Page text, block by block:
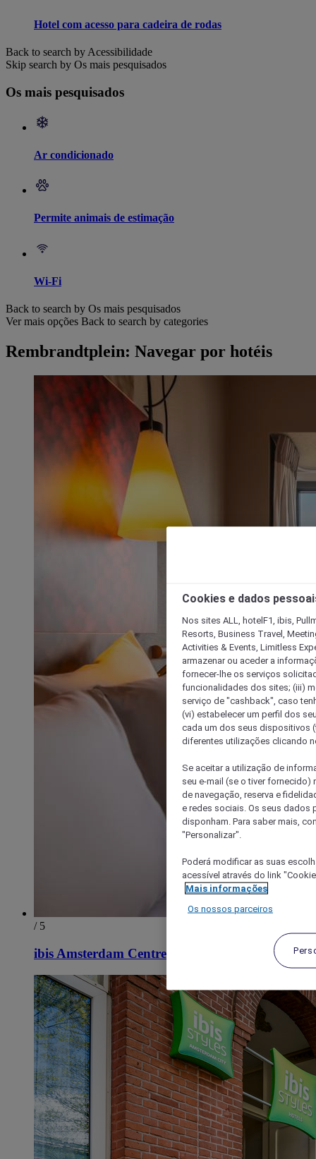
Hotel com acesso para cadeira de rodas
Back to search by Acessibilidade
Skip search by Os mais pesquisados
Os mais pesquisados
Ar condicionado
Permite animais de estimação
Wi-Fi
Back to search by Os mais pesquisados
Ver mais opções Back to search by categories
Rembrandtplein: Navegar por hotéis
/ 5
ibis Amsterdam Centre Stopera
Cookies e dados
Nos sites ALL, hotelF1, ibis,
Resorts, Business Travel,
Activities & Events, Limitless
armazenar ou aceder a
fornecer-lhe os serviços
funcionalidades dos sites; (iii)
serviço de "cashback", caso
(vi) estabelecer um perfil dos
cada um dos seus dispositivos
diferentes utilizações clicando
Se aceitar a utilização de
seu e-mail (se o tiver
de navegação, reserva e
e redes sociais. Os seus dados
disponham. Para saber mais,
"Personalizar".
Poderá modificar as suas
acessível através do link
Mais informações
Os nossos parceiros